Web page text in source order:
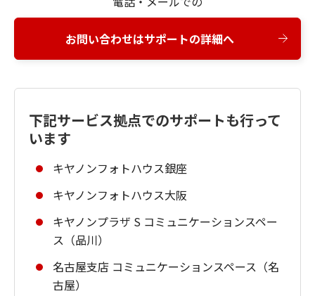
お問い合わせはサポートの詳細へ
下記サービス拠点でのサポートも行って
います
キヤノンフォトハウス銀座
キヤノンフォトハウス大阪
キヤノンプラザ S コミュニケーションスペー
ス（品川）
名古屋支店 コミュニケーションスペース（名
古屋）